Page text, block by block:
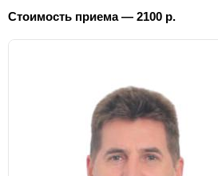
Стоимость приема — 2100 р.